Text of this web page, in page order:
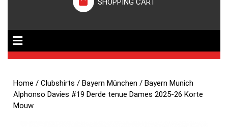
SHOPPING CART
Home /Clubshirts /Bayern München / Bayern Munich
Alphonso Davies #19 Derde tenue Dames 2025-26 Korte
Mouw